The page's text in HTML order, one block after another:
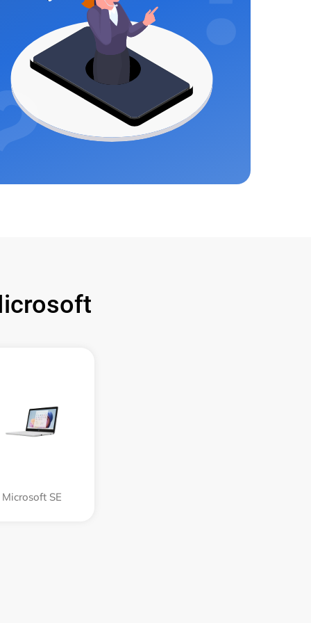
Microsoft SE